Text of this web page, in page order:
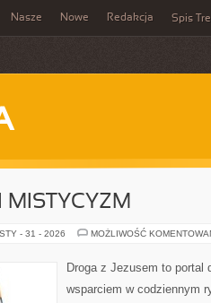
Nasze Nowe Redakcja Spis
MISTYCYZM
STY - 31 - 2026 MOŻLIWOŚĆ
Droga z Jezusem to portal
wsparciem w codziennym